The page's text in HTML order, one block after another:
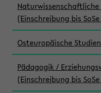
(Einschreibung bis
Osteuropäische
Pädagogik /
(Einschreibung bis